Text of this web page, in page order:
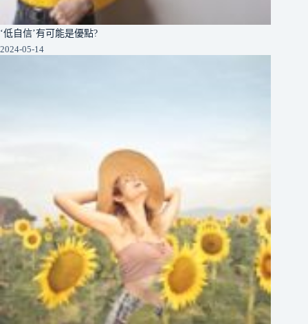
‘低自信’有可能是優點?
2024-05-14